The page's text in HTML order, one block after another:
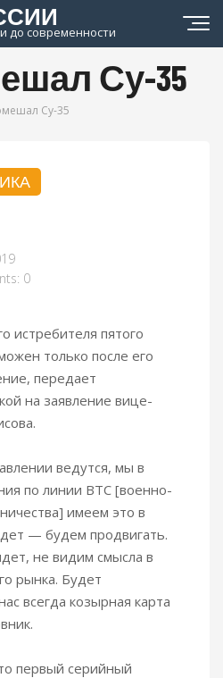
до современности
Су-35
Су-35
0
истребителя пятого
только после его
передает
на заявление вице-
ведутся, мы в
по линии ВТС [военно-
имеем это в
— будем продвигать.
не видим смысла в
рынка. Будет
всегда козырная карта
первый серийный